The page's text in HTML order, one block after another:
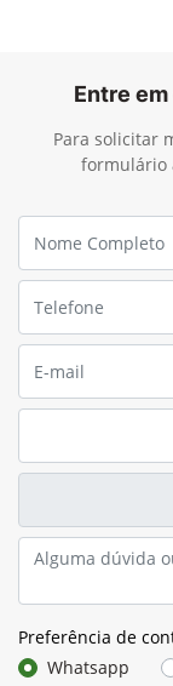
Entre
Para solicitar
formulário
Preferência de
Whatsapp